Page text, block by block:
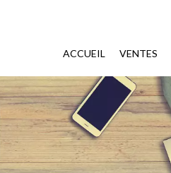
ACCUEIL VENTES